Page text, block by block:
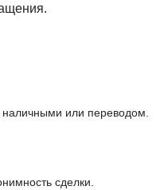
или переводом.
сделки.